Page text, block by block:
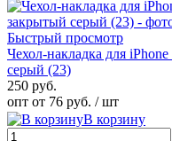
Быстрый просмотр
Чехол-накладка для
серый (23)
250 руб.
опт от 76 руб. / шт
В корзину